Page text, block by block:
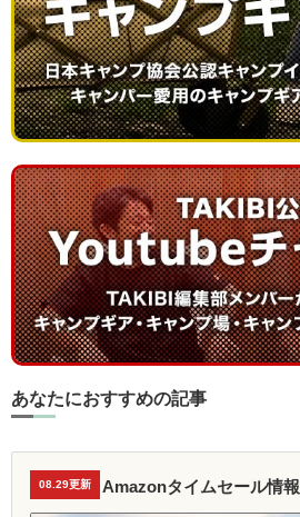
あなたにおすすめの記事
08.29更新 Amazonタイムセール情報